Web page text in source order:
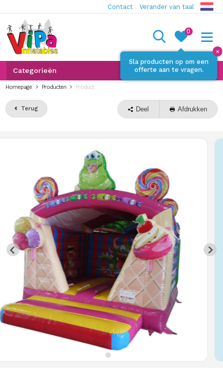
Contact Verander van taal
0
Sla producten op om een
offerte aan te vragen.
✕
Categorieën
Homepage Producten Product
Terug Deel Afdrukken